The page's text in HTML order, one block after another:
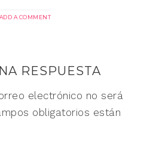
ADD A COMMENT
RESPUESTA
electrónico no será
obligatorios están